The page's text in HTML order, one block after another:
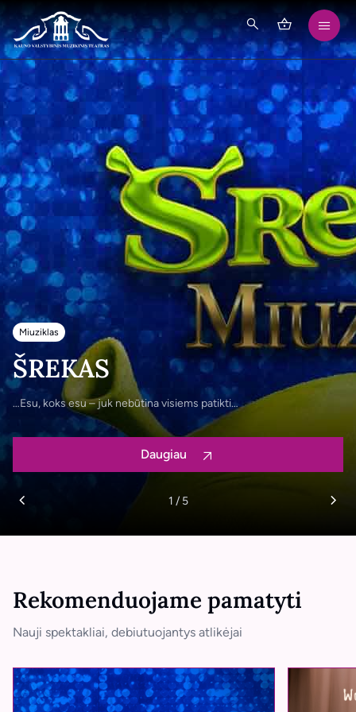
Miuziklas
ŠREKAS
…Esu, koks esu – juk nebūtina visiems patikti…
Daugiau
1 / 5
Rekomenduojame pamatyti
Nauji spektakliai, debiutuojantys atlikėjai